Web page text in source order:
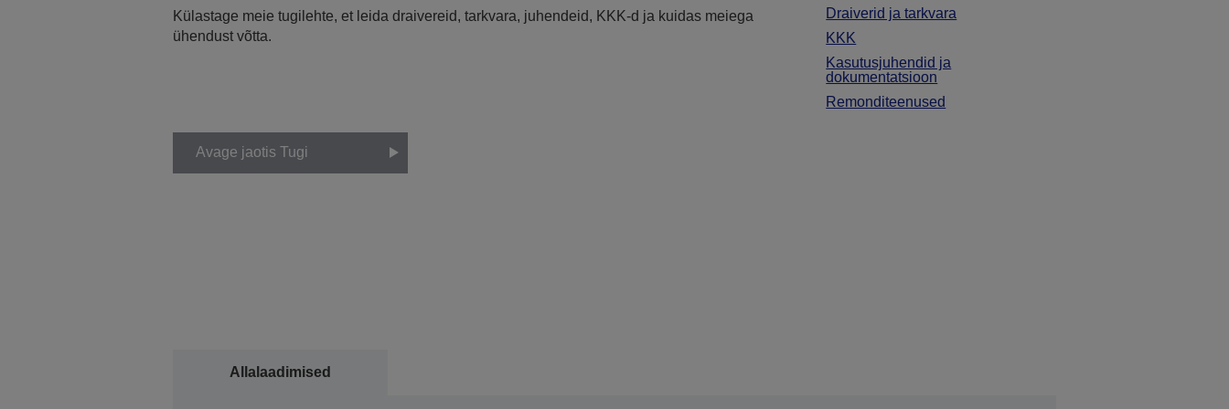
Külastage meie tugilehte, et leida draivereid, tarkvara, juhendeid, KKK-d ja kuidas meiega
ühendust võtta.
Draiverid ja tarkvara
KKK
Kasutusjuhendid ja
dokumentatsioon
Remonditeenused
Avage jaotis Tugi
Allalaadimised